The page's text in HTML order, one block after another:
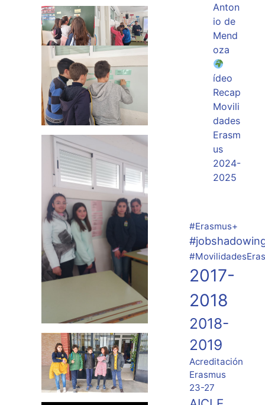
Anton
io de
Mend
oza
ídeo
Recap
Movili
dades
Erasm
us
2024-
2025
#Erasmus+
2017-
2018
2018-
2019
Acreditación
Erasmus
23-27